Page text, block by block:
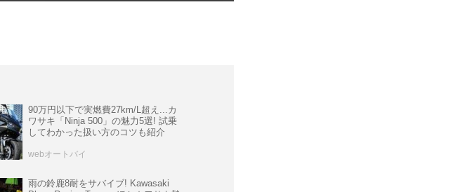
90万円以下で実燃費27km/L超え...カ
ワサキ「Ninja 500」の魅力5選! 試乗
してわかった扱い方のコツも紹介
webオートバイ
雨の鈴鹿8耐をサバイブ! Kawasaki